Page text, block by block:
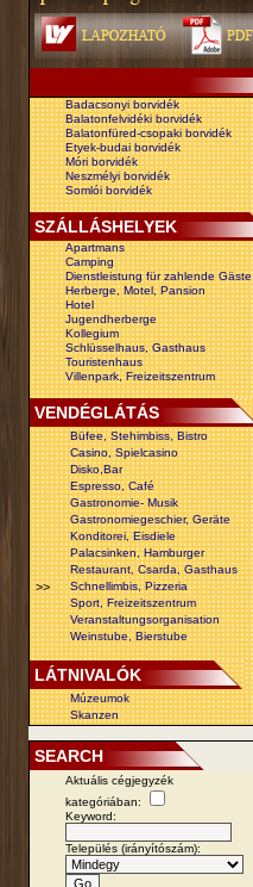
Badacsonyi borvidék
Balatonfelvidéki borvidék
Balatonfüred-csopaki borvidék
Etyek-budai borvidék
Móri borvidék
Neszmélyi borvidék
Somlói borvidék
SZÁLLÁSHELYEK
Apartmans
Camping
Dienstleistung für zahlende Gäste
Herberge, Motel, Pansion
Hotel
Jugendherberge
Kollegium
Schlüsselhaus, Gasthaus
Touristenhaus
Villenpark, Freizeitszentrum
VENDÉGLÁTÁS
Büfee, Stehimbiss, Bistro
Casino, Spielcasino
Disko,Bar
Espresso, Café
Gastronomie- Musik
Gastronomiegeschier, Geräte
Konditorei, Eisdiele
Palacsinken, Hamburger
Restaurant, Csarda, Gasthaus
>>
Schnellimbis, Pizzeria
Sport, Freizeitszentrum
Veranstaltungsorganisation
Weinstube, Bierstube
LÁTNIVALÓK
Múzeumok
Skanzen
SEARCH
Aktuális cégjegyzék
kategóriában:
Keyword:
Település (irányítószám):